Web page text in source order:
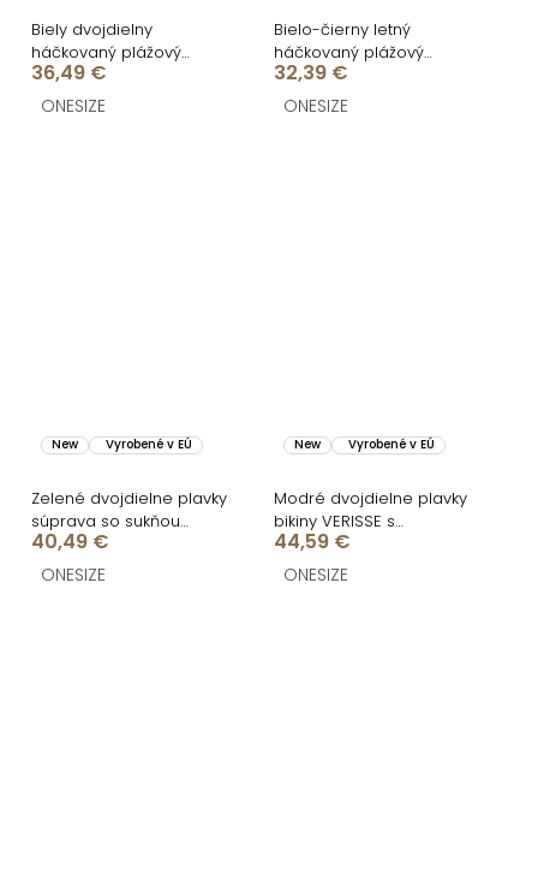
Biely dvojdielny
háčkovaný plážový
komplet cez plavky
TESSARO
36,49 €
ONESIZE
Bielo-čierny letný
háčkovaný plážový
komplet WISTARIA
32,39 €
ONESIZE
New Vyrobené v EÚ
Zelené dvojdielne plavky
súprava so sukňou
ESTELLE so šatkou
40,49 €
ONESIZE
New Vyrobené v EÚ
Modré dvojdielne plavky
bikiny VERISSE s
prikrývkou
44,59 €
ONESIZE